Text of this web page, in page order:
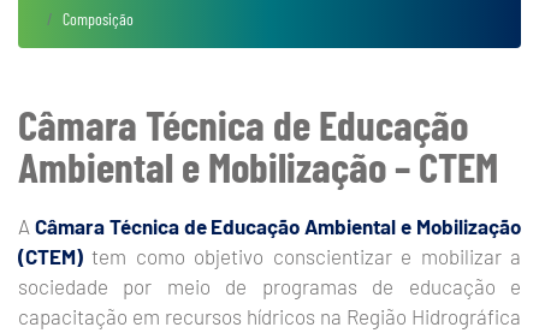
Composição
Câmara Técnica de Educação
Ambiental e Mobilização – CTEM
A Câmara Técnica de Educação Ambiental e Mobilização
(CTEM) tem como objetivo conscientizar e mobilizar a
sociedade por meio de programas de educação e
capacitação em recursos hídricos na Região Hidrográfica